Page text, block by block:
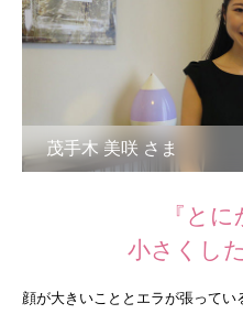
茂手木 美咲 さま
『と
小さくし
顔が大きいこととエラが張って